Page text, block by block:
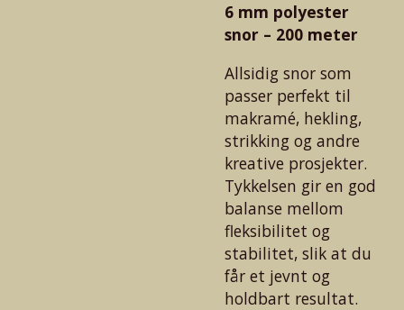
6 mm polyester
snor – 200 meter
Allsidig snor som
passer perfekt til
makramé, hekling,
strikking og andre
kreative prosjekter.
Tykkelsen gir en god
balanse mellom
fleksibilitet og
stabilitet, slik at du
får et jevnt og
holdbart resultat.